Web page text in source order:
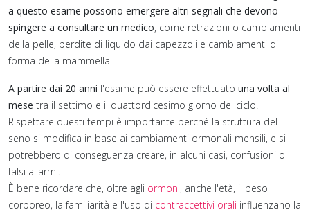
a questo esame possono emergere altri segnali che devono
spingere a consultare un medico, come retrazioni o cambiamenti
della pelle, perdite di liquido dai capezzoli e cambiamenti di
forma della mammella.
A partire dai 20 anni l'esame può essere effettuato una volta al
mese tra il settimo e il quattordicesimo giorno del ciclo.
Rispettare questi tempi è importante perché la struttura del
seno si modifica in base ai cambiamenti ormonali mensili, e si
potrebbero di conseguenza creare, in alcuni casi, confusioni o
falsi allarmi.
È bene ricordare che, oltre agli ormoni, anche l'età, il peso
corporeo, la familiarità e l'uso di contraccettivi orali influenzano la